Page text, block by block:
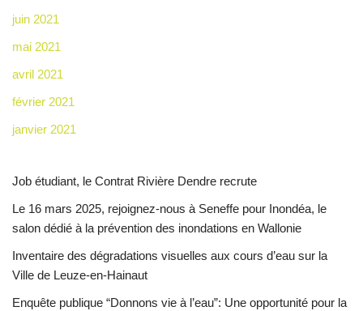
juin 2021
mai 2021
avril 2021
février 2021
janvier 2021
Job étudiant, le Contrat Rivière Dendre recrute
Le 16 mars 2025, rejoignez-nous à Seneffe pour Inondéa, le
salon dédié à la prévention des inondations en Wallonie
Inventaire des dégradations visuelles aux cours d’eau sur la
Ville de Leuze-en-Hainaut
Enquête publique “Donnons vie à l’eau”: Une opportunité pour la